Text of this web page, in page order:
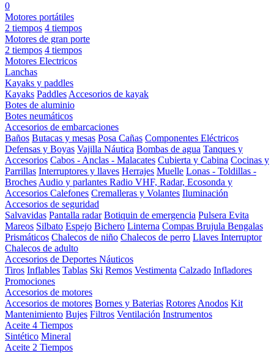
0
Motores portátiles
2 tiempos 4 tiempos
Motores de gran porte
2 tiempos 4 tiempos
Motores Electricos
Lanchas
Kayaks y paddles
Kayaks Paddles Accesorios de kayak
Botes de aluminio
Botes neumáticos
Accesorios de embarcaciones
Baños Butacas y mesas Posa Cañas Componentes Eléctricos
Defensas y Boyas Vajilla Náutica Bombas de agua Tanques y
Accesorios Cabos - Anclas - Malacates Cubierta y Cabina Cocinas y
Parrillas Interruptores y llaves Herrajes Muelle Lonas - Toldillas -
Broches Audio y parlantes Radio VHF, Radar, Ecosonda y
Accesorios Calefones Cremalleras y Volantes Iluminación
Accesorios de seguridad
Salvavidas Pantalla radar Botiquin de emergencia Pulsera Evita
Mareos Silbato Espejo Bichero Linterna Compas Brujula Bengalas
Prismáticos Chalecos de niño Chalecos de perro Llaves Interruptor
Chalecos de adulto
Accesorios de Deportes Náuticos
Tiros Inflables Tablas Ski Remos Vestimenta Calzado Infladores
Promociones
Accesorios de motores
Accesorios de motores Bornes y Baterias Rotores Anodos Kit
Mantenimiento Bujes Filtros Ventilación Instrumentos
Aceite 4 Tiempos
Sintético Mineral
Aceite 2 Tiempos